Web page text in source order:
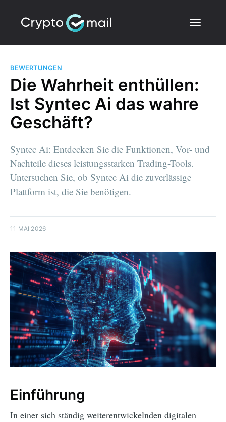
BEWERTUNGEN
Die Wahrheit enthüllen:
Ist Syntec Ai das wahre
Geschäft?
Syntec Ai: Entdecken Sie die Funktionen, Vor- und
Nachteile dieses leistungsstarken Trading-Tools.
Untersuchen Sie, ob Syntec Ai die zuverlässige
Plattform ist, die Sie benötigen.
11 MAI 2026
Einführung
In einer sich ständig weiterentwickelnden digitalen